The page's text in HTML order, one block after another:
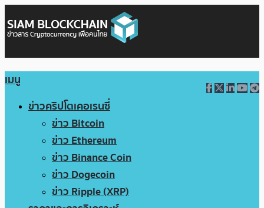
เมนู
ข่าวคริปโตเคอเรนซี่
ข่าว Bitcoin
ข่าว Ethereum
ข่าว Binance Coin
ข่าว Dogecoin
ข่าว Ripple (XRP)